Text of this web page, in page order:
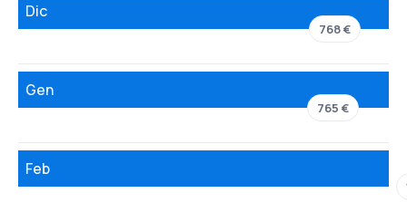
Dic
768 €
Gen
765 €
Feb